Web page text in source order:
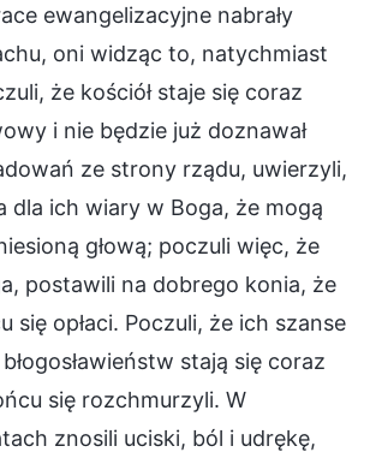
ewangelizacyjne nabrały
oni widząc to, natychmiast
że kościół staje się coraz
i nie będzie już doznawał
ze strony rządu, uwierzyli,
dla ich wiary w Boga, że mogą
głową; poczuli więc, że
postawili na dobrego konia, że
się opłaci. Poczuli, że ich szanse
stają się coraz
się rozchmurzyli. W
znosili uciski, ból i udrękę,